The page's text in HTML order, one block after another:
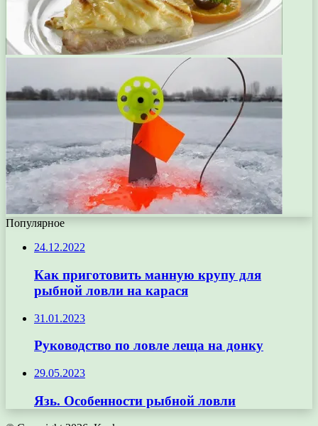
Популярное
24.12.2022
Как приготовить манную крупу для
рыбной ловли на карася
31.01.2023
Руководство по ловле леща на донку
29.05.2023
Язь. Особенности рыбной ловли